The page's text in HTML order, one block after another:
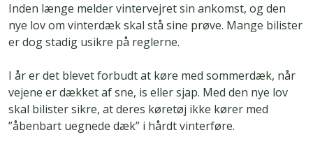
Inden længe melder vintervejret sin ankomst, og den
nye lov om vinterdæk skal stå sine prøve. Mange bilister
er dog stadig usikre på reglerne.
I år er det blevet forbudt at køre med sommerdæk, når
vejene er dækket af sne, is eller sjap. Med den nye lov
skal bilister sikre, at deres køretøj ikke kører med
”åbenbart uegnede dæk” i hårdt vinterføre.